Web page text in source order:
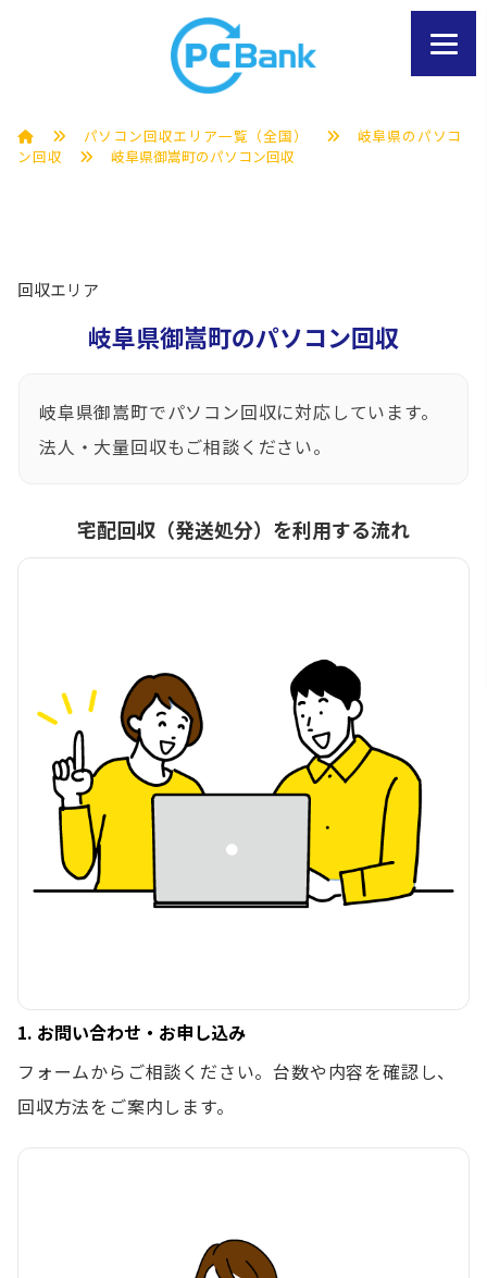
パソコン回収エリア一覧（全国）
岐阜県のパソコ
ン回収
岐阜県御嵩町のパソコン回収
回収エリア
岐阜県御嵩町のパソコン回収
岐阜県御嵩町でパソコン回収に対応しています。
法人・大量回収もご相談ください。
宅配回収（発送処分）を利用する流れ
1. お問い合わせ・お申し込み
フォームからご相談ください。台数や内容を確認し、
回収方法をご案内します。